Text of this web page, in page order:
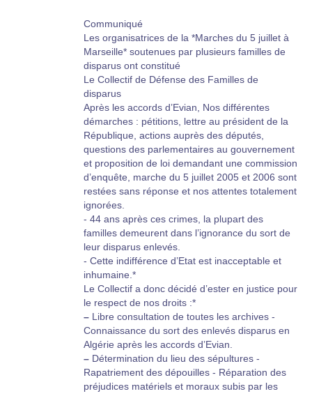
Communiqué
Les organisatrices de la *Marches du 5 juillet à
Marseille* soutenues par plusieurs familles de
disparus ont constitué
Le Collectif de Défense des Familles de
disparus
Après les accords d’Evian, Nos différentes
démarches : pétitions, lettre au président de la
République, actions auprès des députés,
questions des parlementaires au gouvernement
et proposition de loi demandant une commission
d’enquête, marche du 5 juillet 2005 et 2006 sont
restées sans réponse et nos attentes totalement
ignorées.
- 44 ans après ces crimes, la plupart des
familles demeurent dans l’ignorance du sort de
leur disparus enlevés.
- Cette indifférence d’Etat est inacceptable et
inhumaine.*
Le Collectif a donc décidé d’ester en justice pour
le respect de nos droits :*
– Libre consultation de toutes les archives -
Connaissance du sort des enlevés disparus en
Algérie après les accords d’Evian.
– Détermination du lieu des sépultures -
Rapatriement des dépouilles - Réparation des
préjudices matériels et moraux subis par les